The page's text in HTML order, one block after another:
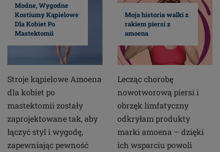
Modne, Wygodne
Kostiumy Kąpielowe
Dla Kobiet Po
Mastektomii
Stroje kąpielowe Amoena
dla kobiet po
mastektomii zostały
zaprojektowane tak, aby
łączyć styl i wygodę,
zapewniając pewność
Moja historia walki z
rakiem piersi z
amoena
Lecząc chorobę
nowotworową piersi i
obrzęk limfatyczny
odkryłam produkty
marki amoena – dzięki
ich wsparciu powoli